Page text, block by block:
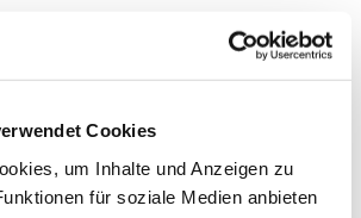
Cookies
um Inhalte und Anzeigen zu
für soziale Medien anbieten